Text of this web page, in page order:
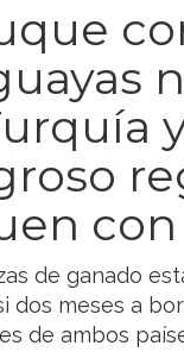
con
de ganado
dos meses a
de ambos